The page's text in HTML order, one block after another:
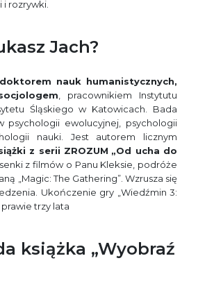
i rozrywki.
Jach?
nauk humanistycznych,
, pracownikiem Instytutu
Śląskiego w Katowicach. Bada
psychologii ewolucyjnej, psychologii
nauki. Jest autorem licznym
z serii ZROZUM „Od ucha do
z filmów o Panu Kleksie, podróże
„Magic: The Gathering”. Wzrusza się
Ukończenie gry „Wiedźmin 3:
prawie trzy lata
książka „Wyobraź